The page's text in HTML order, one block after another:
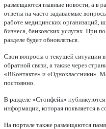
размещаются главные новости, а в
ответы на часто задаваемые
работе медицинских организаций,
бизнеса, банковских услугах. При
разделе будет обновляться.
Свои вопросы о текущей ситуации
обратной связи, а также через
«ВКонтакте» и «Одноклассники».
постоянно.
В разделе «Стопфейк»
информации, которая появляется в
На портале также размещаются